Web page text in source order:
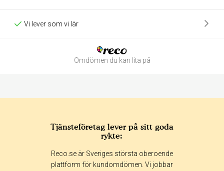
Vi lever som vi lär
Omdömen du kan lita på
365 dagar 90 dagar
30 dagar
Tjänsteföretag lever på sitt goda
rykte:
Reco.se är Sveriges största oberoende
plattform för kundomdömen. Vi jobbar